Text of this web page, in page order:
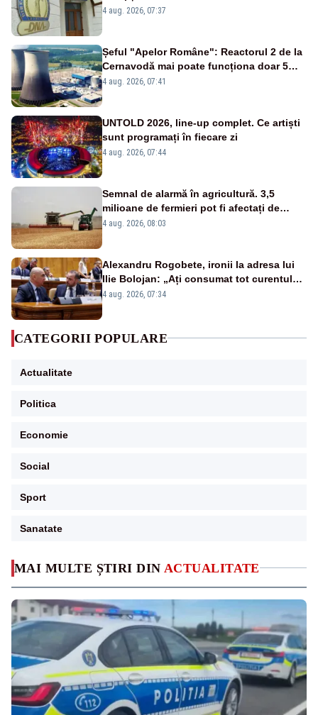
MAI MULTE ȘTIRI DIN ACTUALITATE
banilor din programul SAFE, interceptată
4 aug. 2026, 07:37
Șeful "Apelor Române": Reactorul 2 de la
Cernavodă mai poate funcționa doar 5
zile
4 aug. 2026, 07:41
UNTOLD 2026, line-up complet. Ce artiști
sunt programați în fiecare zi
4 aug. 2026, 07:44
Semnal de alarmă în agricultură. 3,5
milioane de fermieri pot fi afectați de
strategia pentru conservarea
4 aug. 2026, 08:03
Alexandru Rogobete, ironii la adresa lui
Ilie Bolojan: „Ați consumat tot curentul
urmărind șobolani imaginari”
4 aug. 2026, 07:34
CATEGORII POPULARE
Actualitate
Politica
Economie
Social
Sport
Sanatate